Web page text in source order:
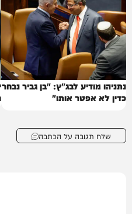
נתניהו מודיע לבג"ץ: "בן גביר נבחר
כדין לא אפטר אותו"
שלח תגובה על הכתבה